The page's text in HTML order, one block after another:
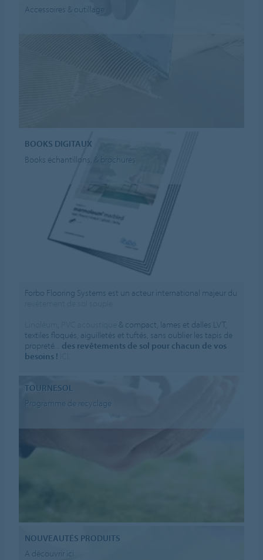
Accessoires & outillage
BOOKS DIGITAUX
Books échantillons, & brochures
Forbo Flooring Systems est un acteur international majeur du
,
& compact, lames et dalles LVT,
textiles floqués, aiguilletés et tuftés, sans oublier les tapis de
propreté... des revêtements de sol pour chacun de vos
besoins !
TOURNESOL
Programme de recyclage
NOUVEAUTÉS PRODUITS
A découvrir ici